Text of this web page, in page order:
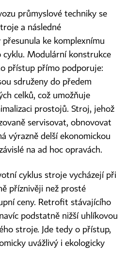
průmyslové techniky se
a následné
ke komplexnímu
cyklu. Modulární konstrukce
přístup přímo podporuje:
sdruženy do předem
celků, což umožňuje
prostojů. Stroj, jehož
servisovat, obnovovat
výrazně delší ekonomickou
na ad hoc opravách.
cyklus stroje vycházejí při
příznivěji než prosté
ceny. Retrofit stávajícího
podstatně nižší uhlíkovou
stroje. Jde tedy o přístup,
uvážlivý i ekologicky